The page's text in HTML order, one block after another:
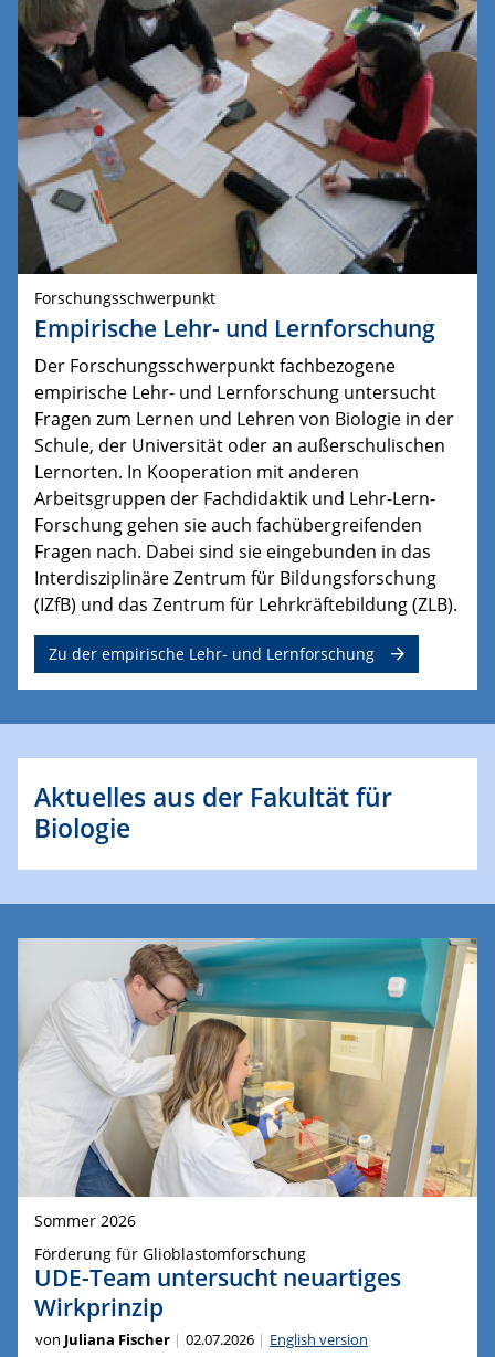
Forschungsschwerpunkt
Empirische Lehr- und Lernforschung
Der Forschungsschwerpunkt fachbezogene
empirische Lehr- und Lernforschung untersucht
Fragen zum Lernen und Lehren von Biologie in der
Schule, der Universität oder an außerschulischen
Lernorten. In Kooperation mit anderen
Arbeitsgruppen der Fachdidaktik und Lehr-Lern-
Forschung gehen sie auch fachübergreifenden
Fragen nach. Dabei sind sie eingebunden in das
Interdisziplinäre Zentrum für Bildungsforschung
(IZfB) und das Zentrum für Lehrkräftebildung (ZLB).
Zu der empirische Lehr- und Lernforschung
Aktuelles aus der Fakultät für
Biologie
Sommer 2026
Förderung für Glioblastomforschung
UDE-Team untersucht neuartiges
Wirkprinzip
von Juliana Fischer 02.07.2026 English version